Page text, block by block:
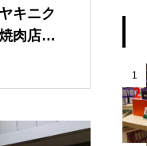
キニク
肉店が
インパ
1